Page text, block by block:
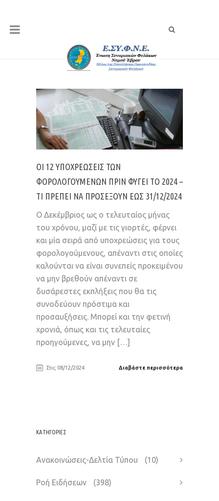
ΟΙ 12 ΥΠΟΧΡΕΏΣΕΙΣ ΤΩΝ
ΦΟΡΟΛΟΓΟΥΜΈΝΩΝ ΠΡΙΝ ΦΎΓΕΙ ΤΟ 2024 –
ΤΙ ΠΡΈΠΕΙ ΝΑ ΠΡΟΣΈΞΟΥΝ ΈΩΣ 31/12/2024
Ο Δεκέμβριος ως ο τελευταίος μήνας
του χρόνου, μαζί με τις γιορτές, φέρνει
και μία σειρά από υποχρεώσεις για τους
φορολογούμενους, απέναντι στις οποίες
καλούνται να είναι συνεπείς προκειμένου
να μην βρεθούν απέναντι σε
δυσάρεστες εκπλήξεις που θα τις
συνοδεύουν πρόστιμα και
προσαυξήσεις. Μπορεί και την φετινή
χρονιά, όπως και τις τελευταίες
προηγούμενες, να μην […]
Στις 08/12/2024 Διαβάστε περισσότερα
KΑΤΗΓΟΡΊΕΣ
Ανακοινώσεις-Δελτία Τύπου (10)
Ροή Ειδήσεων (398)